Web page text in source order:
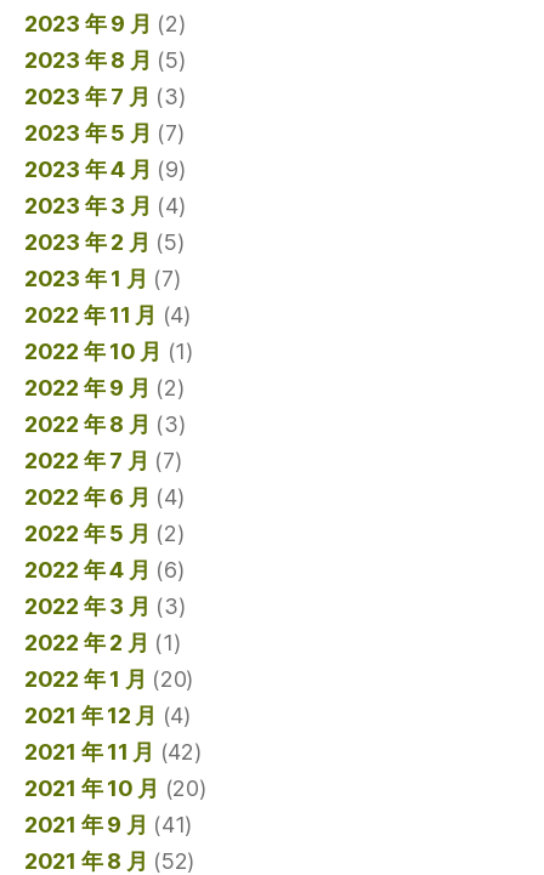
2023 年 9 月 (2)
2023 年 8 月 (5)
2023 年 7 月 (3)
2023 年 5 月 (7)
2023 年 4 月 (9)
2023 年 3 月 (4)
2023 年 2 月 (5)
2023 年 1 月 (7)
2022 年 11 月 (4)
2022 年 10 月 (1)
2022 年 9 月 (2)
2022 年 8 月 (3)
2022 年 7 月 (7)
2022 年 6 月 (4)
2022 年 5 月 (2)
2022 年 4 月 (6)
2022 年 3 月 (3)
2022 年 2 月 (1)
2022 年 1 月 (20)
2021 年 12 月 (4)
2021 年 11 月 (42)
2021 年 10 月 (20)
2021 年 9 月 (41)
2021 年 8 月 (52)